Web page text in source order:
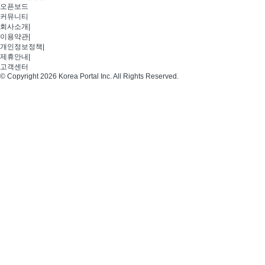
오픈보드
커뮤니티
회사소개
이용약관
개인정보정책
제휴안내
고객센터
© Copyright 2026 Korea Portal Inc. All Rights Reserved.